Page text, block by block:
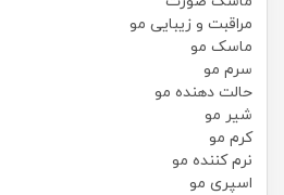
مراقبت و زیبایی مو
ماسک مو
سرم مو
حالت دهنده مو
شیر مو
کرم مو
نرم کننده مو
اسپری مو